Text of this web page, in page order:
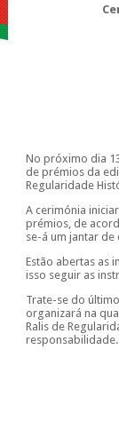
No próximo dia
de prémios da
Regularidade
A cerimónia
prémios, de
se-á um jantar
Estão abertas as
isso seguir as
Trate-se do
organizará na
Ralis de
responsabilidade.